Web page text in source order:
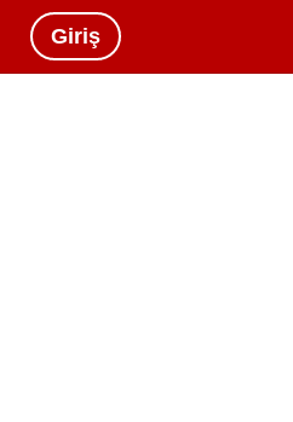
Giriş